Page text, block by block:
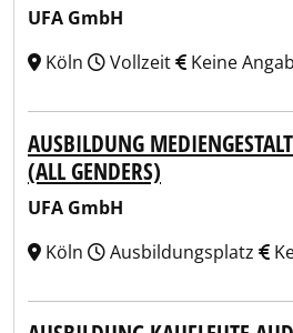
UFA GmbH
Köln
Vollzeit Keine
AUSBILDUNG
(ALL GENDERS)
UFA GmbH
Köln
Ausbildungsplatz